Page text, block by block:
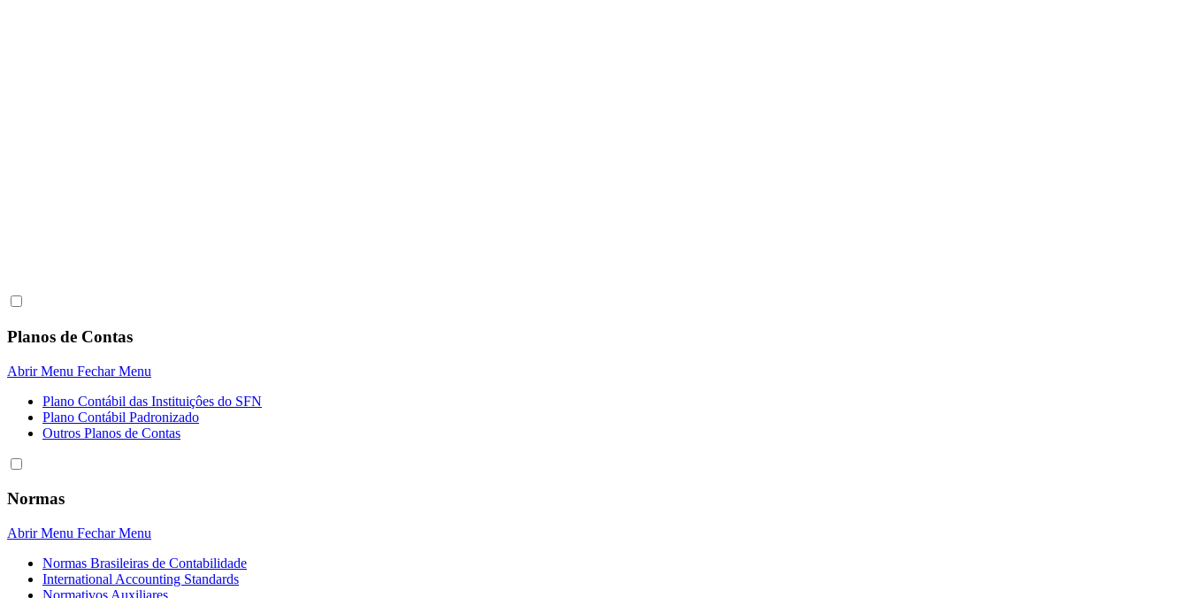
Planos de Contas
Abrir Menu Fechar Menu
Plano Contábil das Instituiçôes do SFN
Plano Contábil Padronizado
Outros Planos de Contas
Normas
Abrir Menu Fechar Menu
Normas Brasileiras de Contabilidade
International Accounting Standards